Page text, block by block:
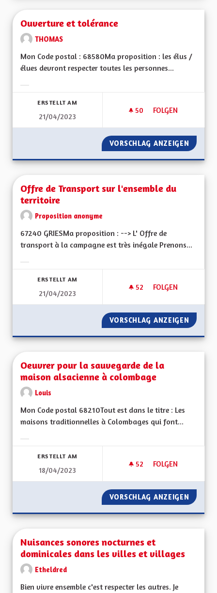
Ouverture et tolérance
THOMAS
Mon Code postal : 68580Ma proposition : les élus /
élues devront respecter toutes les personnes...
ERSTELLT AM
21/04/2023
50 50 FOLLOWER
FOLGEN
OUVERTURE ET
VORSCHLAG ANZEIGEN
Offre de Transport sur l'ensemble du
territoire
Proposition anonyme
67240 GRIESMa proposition : --> L' Offre de
transport à la campagne est très inégale Prenons...
ERSTELLT AM
21/04/2023
52 52 FOLLOWER
FOLGEN
OFFRE DE
VORSCHLAG ANZEIGEN
Oeuvrer pour la sauvegarde de la
maison alsacienne à colombage
Louis
Mon Code postal 68210Tout est dans le titre : Les
maisons traditionnelles à Colombages qui font...
ERSTELLT AM
18/04/2023
52 52 FOLLOWER
FOLGEN
OEUVRER POUR
VORSCHLAG ANZEIGEN
Nuisances sonores nocturnes et
dominicales dans les villes et villages
Etheldred
Bien vivre ensemble c'est respecter les autres. Je